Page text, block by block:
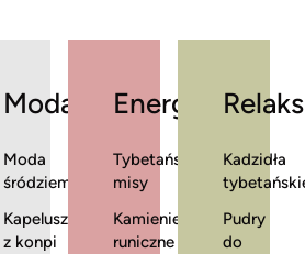
Moda
Moda
śródziemnomorska
Kapelusze
z konpi
Energia
Tybetańskie
misy
Kamienie
runiczne
Relaks
Kadzidła
Pudry
do